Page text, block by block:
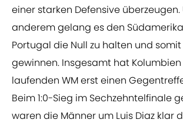
einer starken Defensive überzeugen.
anderem gelang es den
Portugal die Null zu halten und
gewinnen. Insgesamt hat
laufenden WM erst einen
Beim 1:0-Sieg im Sechzehntelfinale
waren die Männer um Luis Diaz klar